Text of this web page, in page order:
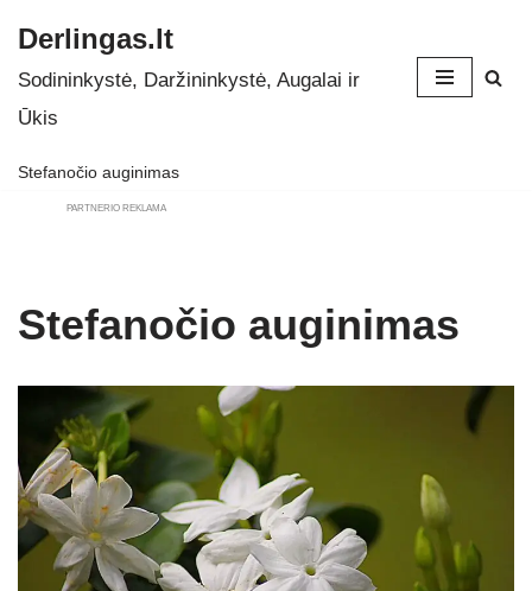
Skip
to
Derlingas.lt
Sodininkystė, Daržininkystė, Augalai ir
Ūkis
Stefanočio auginimas
PARTNERIO REKLAMA
Stefanočio auginimas